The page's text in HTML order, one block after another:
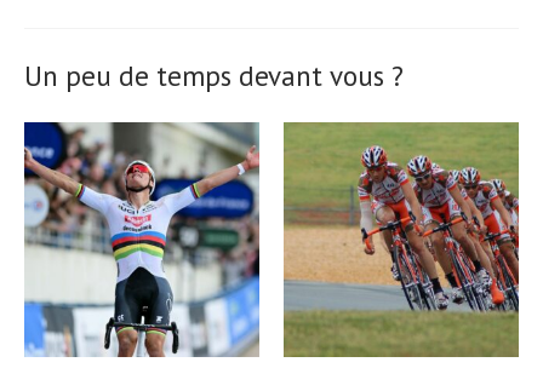
Un peu de temps devant vous ?